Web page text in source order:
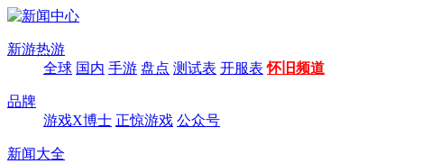
新游热游
全球 国内 手游 盘点 测试表 开服表 怀旧频道
品牌
游戏X博士 正惊游戏 公众号
新闻大全